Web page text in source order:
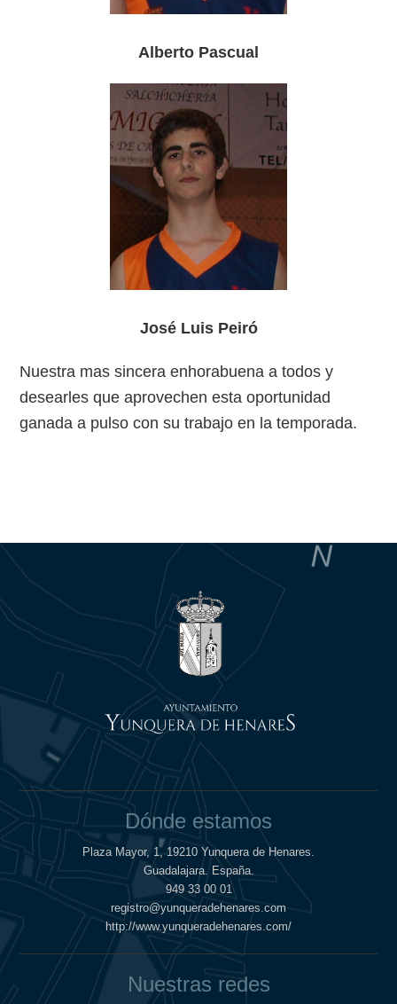
Alberto Pascual
José Luis Peiró
Nuestra mas sincera enhorabuena a todos y
desearles que aprovechen esta oportunidad
ganada a pulso con su trabajo en la temporada.
Dónde estamos
Plaza Mayor, 1, 19210 Yunquera de Henares.
Guadalajara. España.
949 33 00 01
registro@yunqueradehenares.com
http://www.yunqueradehenares.com/
Nuestras redes